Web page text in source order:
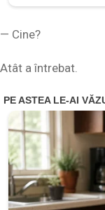
— Cine?
Atât a întrebat.